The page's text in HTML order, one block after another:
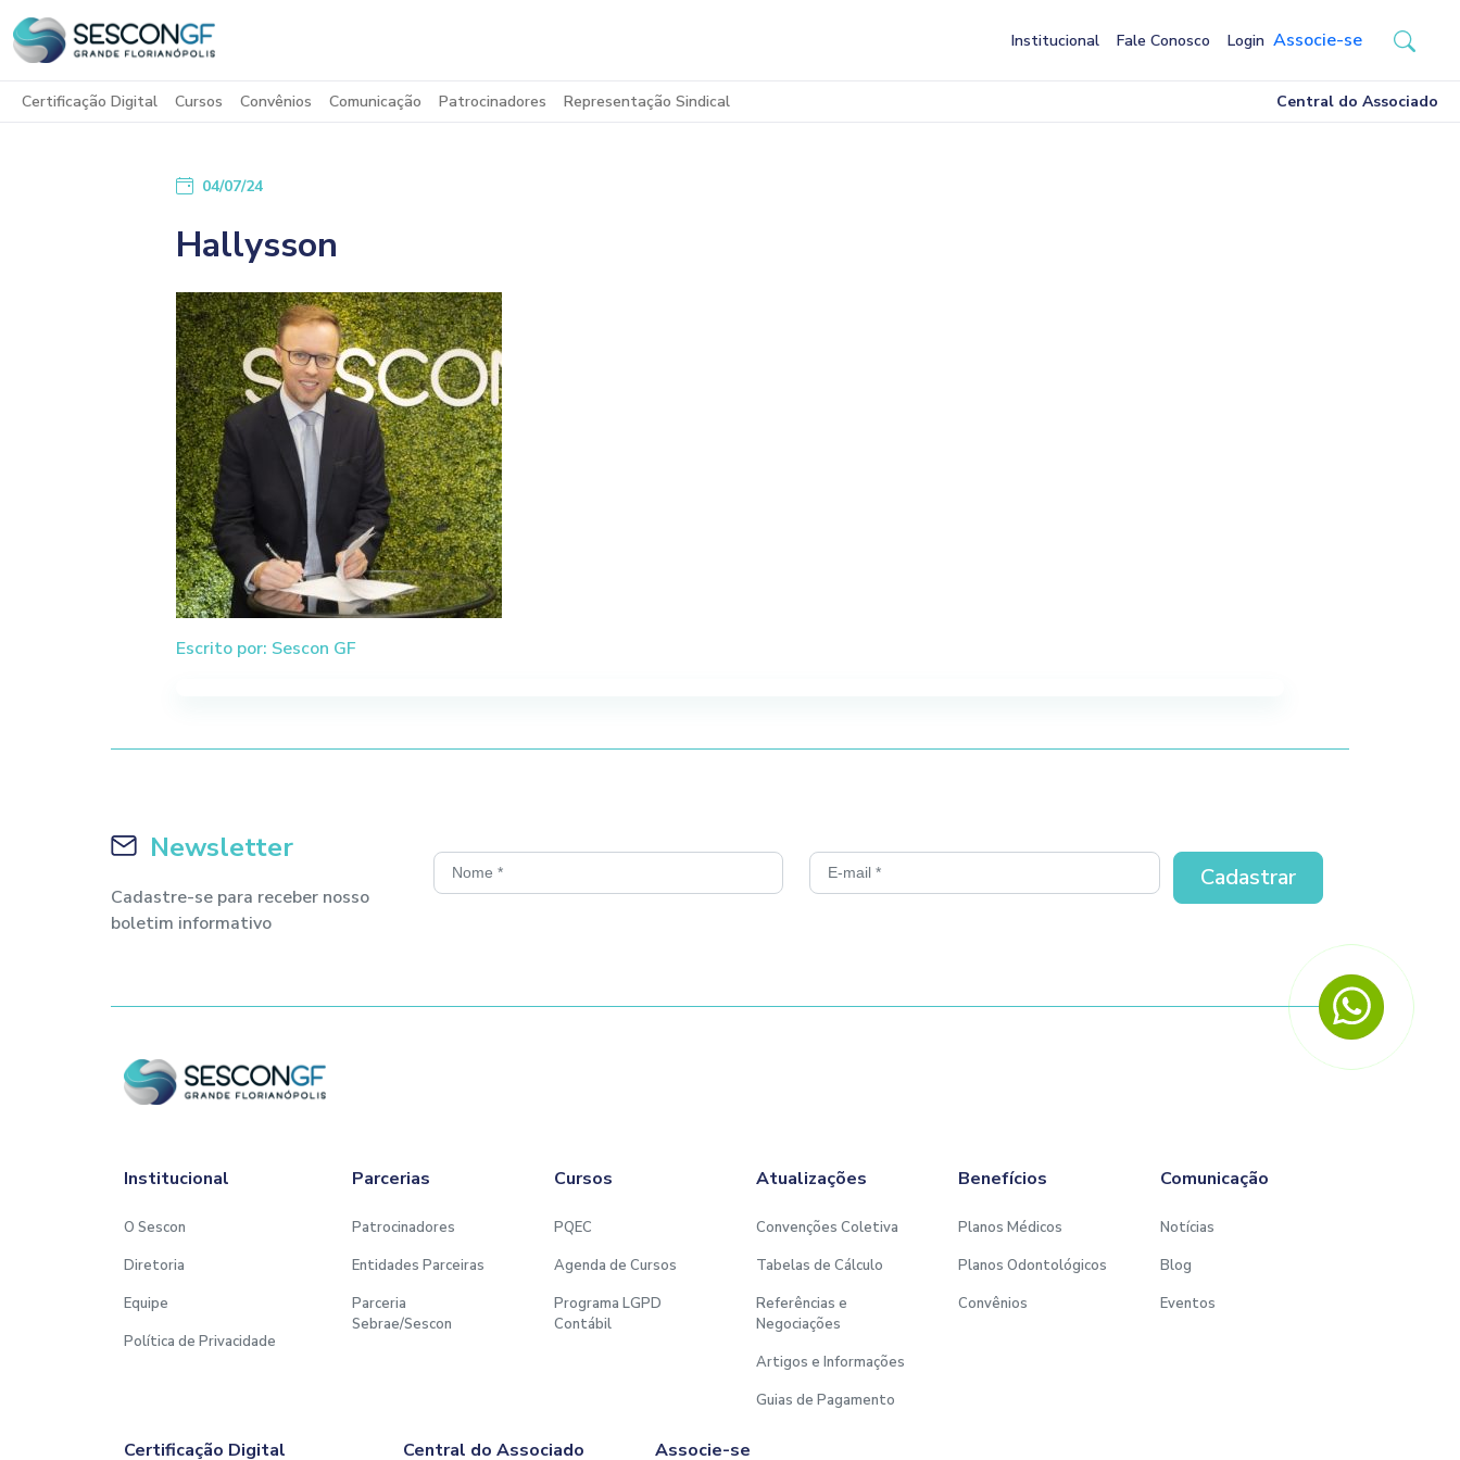
Institucional Fale Conosco Login Associe-se
Certificação Digital Cursos Convênios Comunicação Patrocinadores Representação Sindical Central do Associado
04/07/24
Hallysson
Escrito por: Sescon GF
Newsletter
Cadastre-se para receber nosso
boletim informativo
Institucional
O Sescon
Diretoria
Equipe
Política de Privacidade
Parcerias
Patrocinadores
Entidades Parceiras
Parceria
Sebrae/Sescon
Cursos
PQEC
Agenda de Cursos
Programa LGPD
Contábil
Atualizações
Convenções Coletiva
Tabelas de Cálculo
Referências e
Negociações
Artigos e Informações
Guias de Pagamento
Benefícios
Planos Médicos
Planos Odontológicos
Convênios
Comunicação
Notícias
Blog
Eventos
Certificação Digital Central do Associado Associe-se